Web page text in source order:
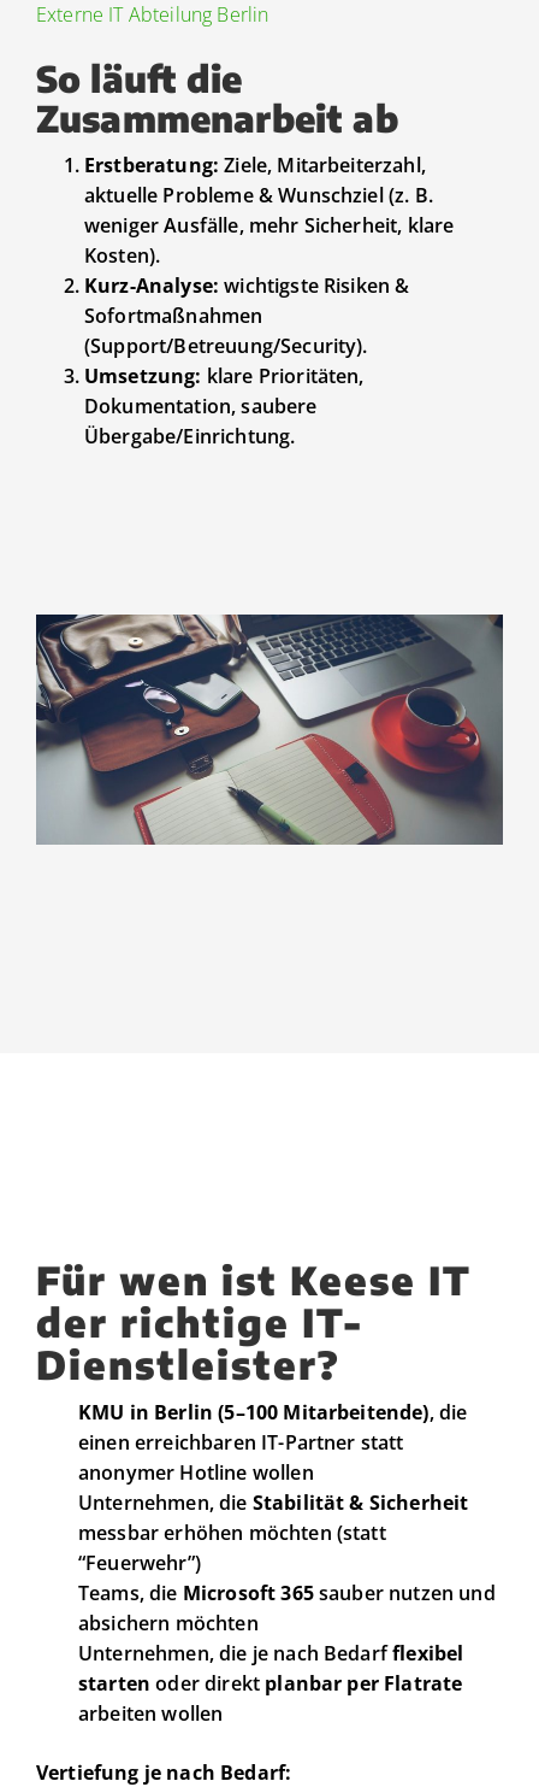
Externe IT Abteilung Berlin
So läuft die
Zusammenarbeit ab
Erstberatung: Ziele, Mitarbeiterzahl,
aktuelle Probleme & Wunschziel (z. B.
weniger Ausfälle, mehr Sicherheit, klare
Kosten).
Kurz-Analyse: wichtigste Risiken &
Sofortmaßnahmen
(Support/Betreuung/Security).
Umsetzung: klare Prioritäten,
Dokumentation, saubere
Übergabe/Einrichtung.
Für wen ist Keese IT
der richtige IT-
Dienstleister?
KMU in Berlin (5–100 Mitarbeitende), die
einen erreichbaren IT-Partner statt
anonymer Hotline wollen
Unternehmen, die Stabilität & Sicherheit
messbar erhöhen möchten (statt
“Feuerwehr”)
Teams, die Microsoft 365sauber nutzen und
absichern möchten
Unternehmen, die je nach Bedarfflexibel
starten oder direkt planbar per Flatrate
arbeiten wollen
Vertiefung je nach Bedarf: